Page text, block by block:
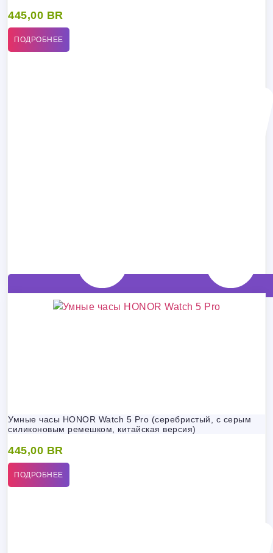
445,00 BR
ПОДРОБНЕЕ
Умные часы HONOR Watch 5 Pro (серебристый, с серым
силиконовым ремешком, китайская версия)
445,00 BR
ПОДРОБНЕЕ